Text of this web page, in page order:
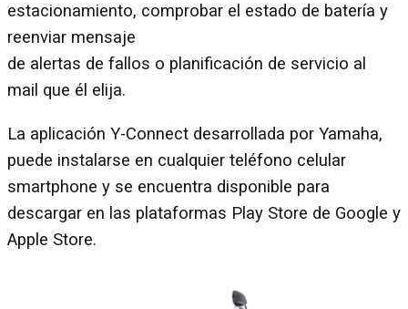
estacionamiento, comprobar el estado de batería y
reenviar mensaje
de alertas de fallos o planificación de servicio al
mail que él elija.
La aplicación Y-Connect desarrollada por Yamaha,
puede instalarse en cualquier teléfono celular
smartphone y se encuentra disponible para
descargar en las plataformas Play Store de Google y
Apple Store.